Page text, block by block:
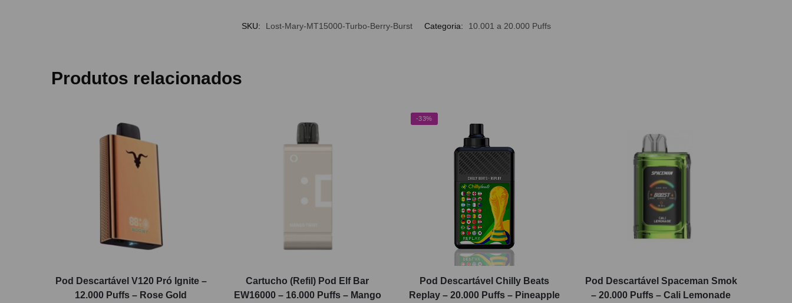
SKU: Lost-Mary-MT15000-Turbo-Berry-Burst Categoria: 10.001 a 20.000 Puffs
Produtos relacionados
Pod Descartável V120 Pró Ignite –
12.000 Puffs – Rose Gold
Cartucho (Refil) Pod Elf Bar
EW16000 – 16.000 Puffs – Mango
-33%
Pod Descartável Chilly Beats
Replay – 20.000 Puffs – Pineapple
Pod Descartável Spaceman Smok
– 20.000 Puffs – Cali Lemonade